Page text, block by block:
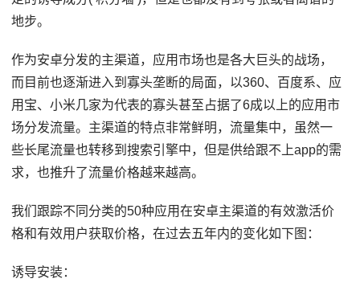
地步。
作为安卓分发的主渠道，应用市场也是各大巨头的战场，
而目前也逐渐进入到寡头垄断的局面，以360、百度系、应
用宝、小米几家为代表的寡头甚至占据了6成以上的应用市
场分发流量。主渠道的特点非常鲜明，流量集中，虽然一
些长尾流量也转移到搜索引擎中，但是供给跟不上app的需
求，也推升了流量价格越来越高。
我们跟踪不同分类的50种应用在安卓主渠道的有效激活价
格和有效用户获取价格，在过去五年内的变化如下图：
诱导安装：